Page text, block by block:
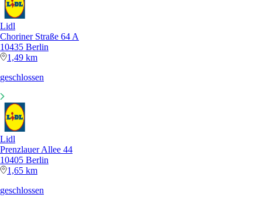
Lidl
Choriner Straße 64 A
10435 Berlin
1,49 km
geschlossen
Lidl
Prenzlauer Allee 44
10405 Berlin
1,65 km
geschlossen